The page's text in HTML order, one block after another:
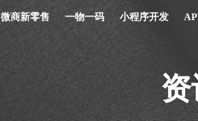
微商新零售 一物一码 小程序开发